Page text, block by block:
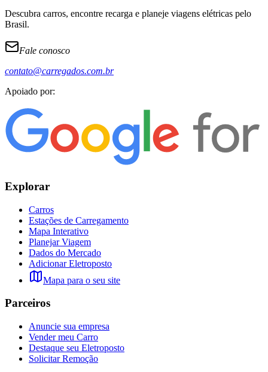
Descubra carros, encontre recarga e planeje viagens elétricas pelo
Brasil.
Fale conosco
contato@carregados.com.br
Apoiado por:
Explorar
Carros
Estações de Carregamento
Mapa Interativo
Planejar Viagem
Dados do Mercado
Adicionar Eletroposto
Mapa para o seu site
Parceiros
Anuncie sua empresa
Vender meu Carro
Destaque seu Eletroposto
Solicitar Remoção